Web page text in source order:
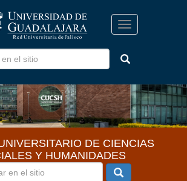
Toggle
navigation
DE CIENCIAS
Y HUMANIDADES